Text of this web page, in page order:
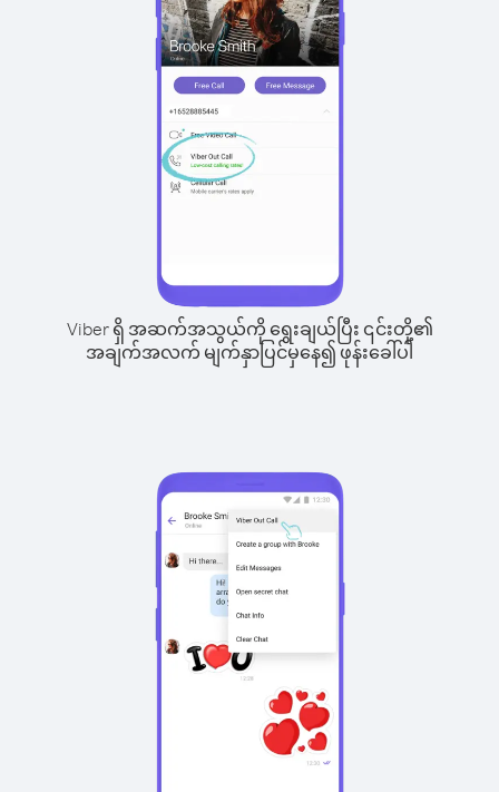
Viber ရှိ အဆက်အသွယ်ကို ရွေးချယ်ပြီး ၎င်းတို့၏
အချက်အလက် မျက်နှာပြင်မှနေ၍ ဖုန်းခေါ်ပါ